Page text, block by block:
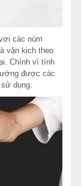
các núm
vặn kịch theo
Chính vì tính
được các
dụng.